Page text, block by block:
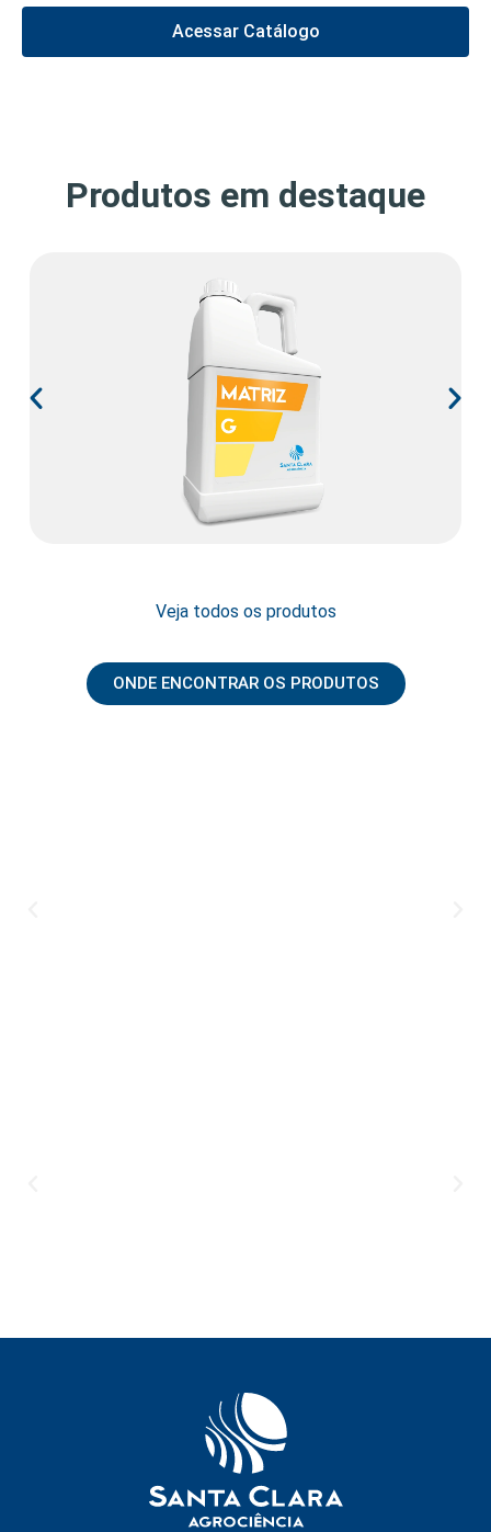
Acessar Catálogo
Produtos em destaque
Veja todos os produtos
ONDE ENCONTRAR OS PRODUTOS